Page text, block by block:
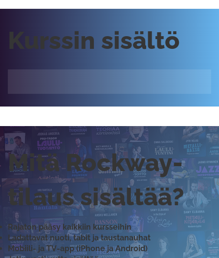
Kurssin sisältö
Mitä Rockway-
tilaus sisältää?
Rajaton pääsy kaikkiin kursseihin
Ladattavat nuoti, tabit ja taustanauhat
Mobiili- ja TV-app (iPhone ja Android)